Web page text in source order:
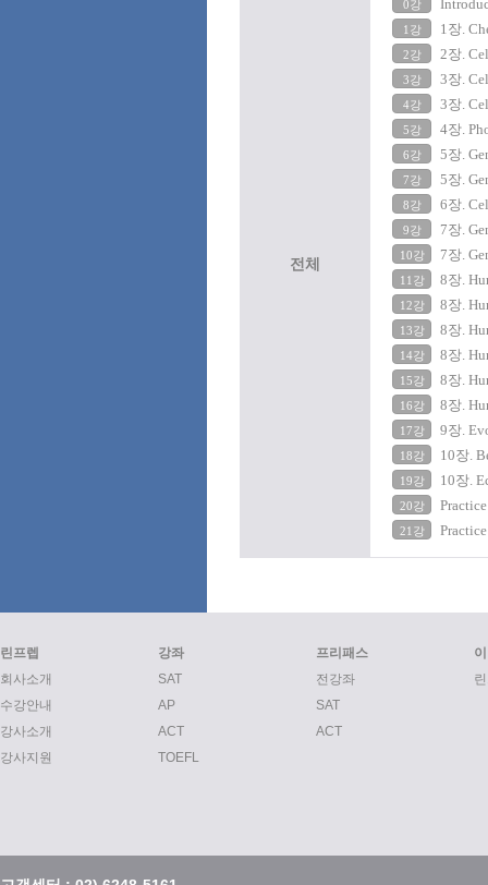
전체
0강
1강 1장.
2강 2장.
3강 3장.
4강 3장.
5강 4장.
6강 5장.
7강 5장.
8강 6장.
9강 7장.
10강 7장.
11강 8장.
12강 8장.
13강 8장.
14강 8장.
15강 8장.
16강 8장.
17강 9장.
18강 10장.
19강 10장.
20강
21강
린프렙
회사소개
수강안내
강사소개
강사지원
강좌
SAT
AP
ACT
TOEFL
프리패스
전강좌
SAT
ACT